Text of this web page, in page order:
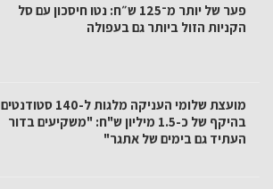
פער של יותר מ־125 ש״ח: נטו חיסכון עם סל
הקניות הזול ביותר גם בעפולה
מועצת שלומי העניקה מלגות ל-140 סטודנטים
בהיקף של כ-1.5 מיליון ש"ח: "משקיעים בדור
העתיד גם בימים של אתגר"